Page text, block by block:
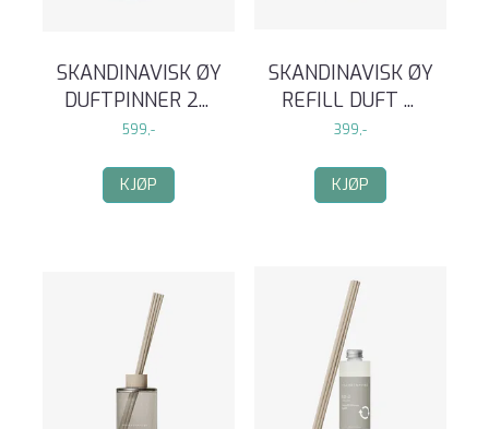
SKANDINAVISK ØY
DUFTPINNER 2...
599,-
KJØP
SKANDINAVISK ØY
REFILL DUFT ...
399,-
KJØP